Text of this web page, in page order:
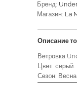
Бренд:
Магазин: La
Описание
Ветровка
Цвет: серый.
Сезон: